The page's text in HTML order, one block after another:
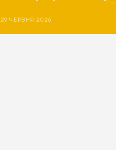
29 ЧЕРВНЯ 2026